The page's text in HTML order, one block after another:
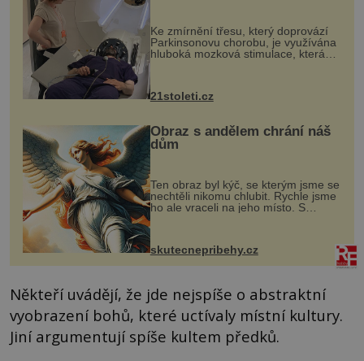
Ke zmírnění třesu, který doprovází
Parkinsonovu chorobu, je využívána
hluboká mozková stimulace, která
však vyžaduje vysoce invazivní
k dostatečně přesnému zacílení ...
21stoleti.cz
Obraz s andělem chrání náš
dům
Ten obraz byl kýč, se kterým jsme se
nechtěli nikomu chlubit. Rychle jsme
ho ale vraceli na jeho místo. S
manželem Vaškem jsme si pořídili
chaloupku, takový domek na severu
Čech, kde jsme si naplánova...
skutecnepribehy.cz
Někteří uvádějí, že jde nejspíše o abstraktní
vyobrazení bohů, které uctívaly místní kultury.
Jiní argumentují spíše kultem předků.